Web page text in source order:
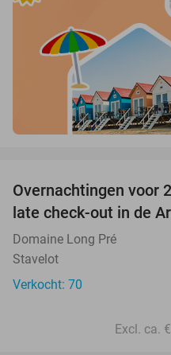
Overnachtingen voor
late check-out in de
Domaine Long Pré
Stavelot
Verkocht: 70
Excl. ca.